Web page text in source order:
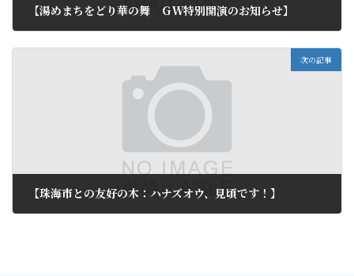
【湯めまちをどり華の舞 ＧＷ特別開演のお知らせ】
次の記事
【珠海市との友好の木：ハナズオウ、見頃です！】